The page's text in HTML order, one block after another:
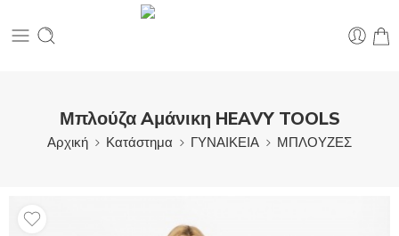
Μπλούζα Aμάνικη HEAVY TOOLS
Αρχική Κατάστημα ΓΥΝΑΙΚΕΙΑ ΜΠΛΟΥΖΕΣ